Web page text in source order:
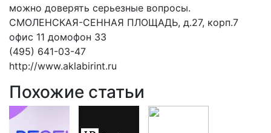
можно доверять серьезные вопросы.
СМОЛЕНСКАЯ-СЕННАЯ ПЛОЩАДЬ, д.27, корп.7
офис 11 домофон 33
(495) 641-03-47
http://www.aklabirint.ru
Похожие статьи